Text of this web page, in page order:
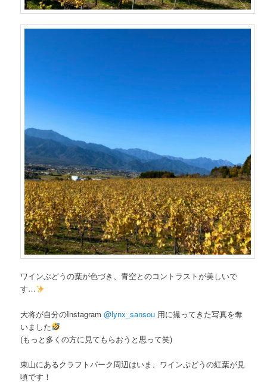
ワインぶどうの葉が色づき、青空とのコントラストが美しいで
す…
大将が自分のInstagram@lynx_sansou 用に撮ってきた写真を奪
いました
(もっと多くの方に見てもらおうと思って笑)
東山にあるクラフトパーク周辺はいま、ワインぶどうの紅葉が見
頃です！